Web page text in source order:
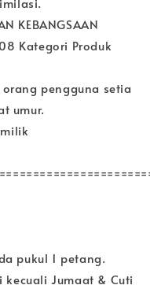
KEBANGSAAN
Kategori Produk
pengguna setia
umur.
pukul 1 petang.
Jumaat & Cuti